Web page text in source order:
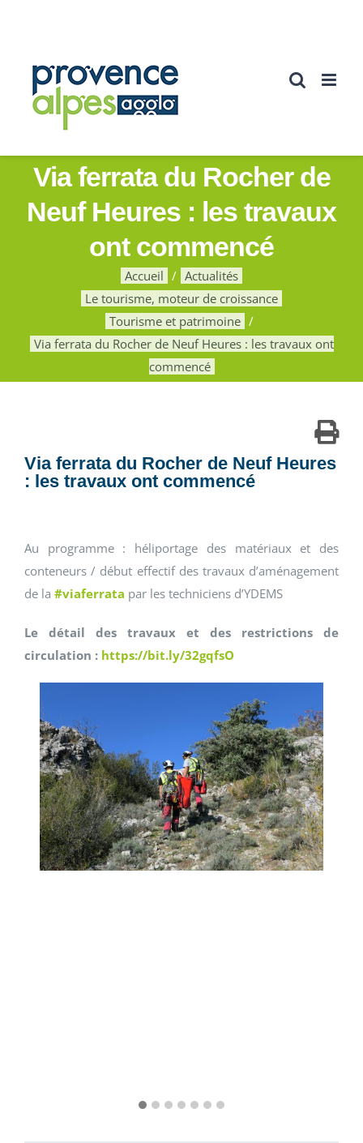
Via ferrata du Rocher de
Neuf Heures : les travaux
ont commencé
Accueil
Actualités
Le tourisme, moteur de croissance
Tourisme et patrimoine
Via ferrata du Rocher de Neuf Heures : les travaux ont
commencé
Via ferrata du Rocher de Neuf Heures
: les travaux ont commencé
Au programme : héliportage des matériaux et des
conteneurs / début effectif des travaux d’aménagement
de la #viaferrata par les techniciens d’YDEMS
Le détail des travaux et des restrictions de
circulation : https://bit.ly/32gqfsO